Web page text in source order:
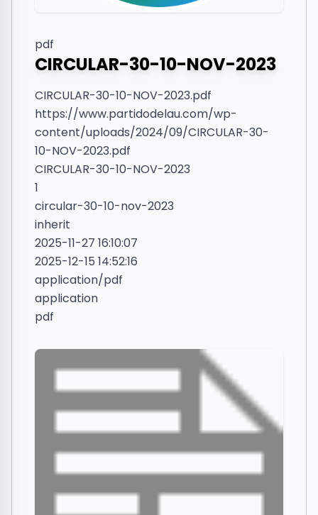
pdf
CIRCULAR-30-10-NOV-2023
CIRCULAR-30-10-NOV-2023.pdf
https://www.partidodelau.com/wp-
content/uploads/2024/09/CIRCULAR-30-
10-NOV-2023.pdf
CIRCULAR-30-10-NOV-2023
1
circular-30-10-nov-2023
inherit
2025-11-27 16:10:07
2025-12-15 14:52:16
application/pdf
application
pdf